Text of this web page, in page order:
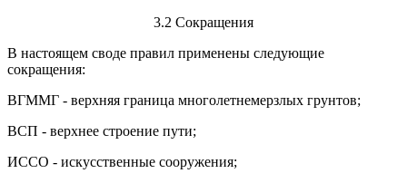
3.2 Сокращения
В настоящем своде правил применены следующие
сокращения:
ВГММГ - верхняя граница многолетнемерзлых грунтов;
ВСП - верхнее строение пути;
ИССО - искусственные сооружения;